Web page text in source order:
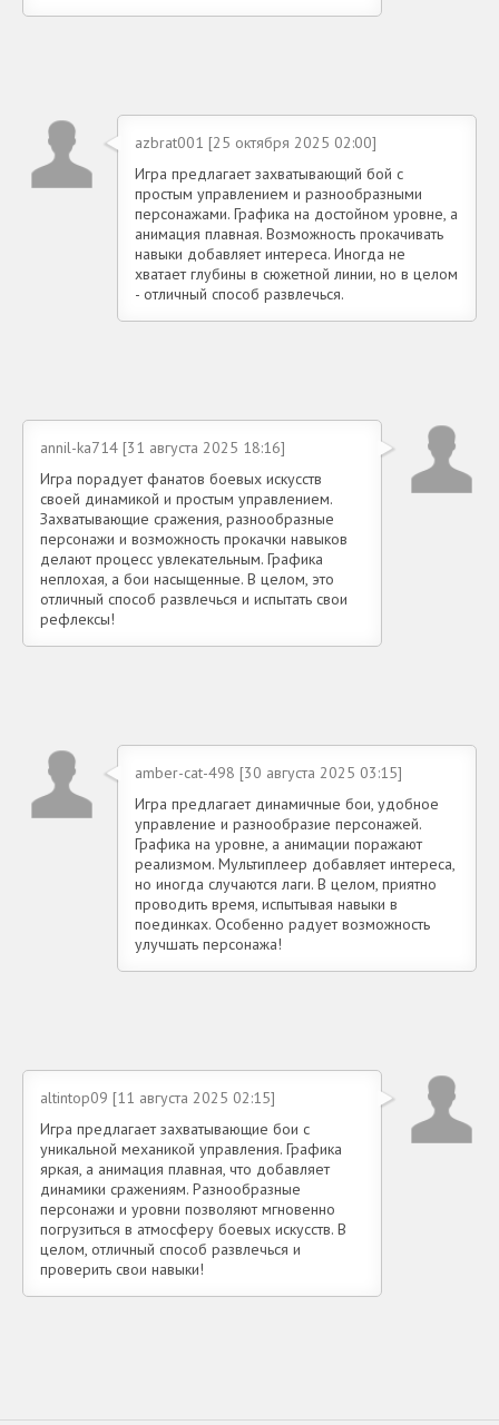
azbrat001 [25 октября 2025 02:00]
Игра предлагает захватывающий бой с
простым управлением и разнообразными
персонажами. Графика на достойном уровне, а
анимация плавная. Возможность прокачивать
навыки добавляет интереса. Иногда не
хватает глубины в сюжетной линии, но в целом
- отличный способ развлечься.
annil-ka714 [31 августа 2025 18:16]
Игра порадует фанатов боевых искусств
своей динамикой и простым управлением.
Захватывающие сражения, разнообразные
персонажи и возможность прокачки навыков
делают процесс увлекательным. Графика
неплохая, а бои насыщенные. В целом, это
отличный способ развлечься и испытать свои
рефлексы!
amber-cat-498 [30 августа 2025 03:15]
Игра предлагает динамичные бои, удобное
управление и разнообразие персонажей.
Графика на уровне, а анимации поражают
реализмом. Мультиплеер добавляет интереса,
но иногда случаются лаги. В целом, приятно
проводить время, испытывая навыки в
поединках. Особенно радует возможность
улучшать персонажа!
altintop09 [11 августа 2025 02:15]
Игра предлагает захватывающие бои с
уникальной механикой управления. Графика
яркая, а анимация плавная, что добавляет
динамики сражениям. Разнообразные
персонажи и уровни позволяют мгновенно
погрузиться в атмосферу боевых искусств. В
целом, отличный способ развлечься и
проверить свои навыки!